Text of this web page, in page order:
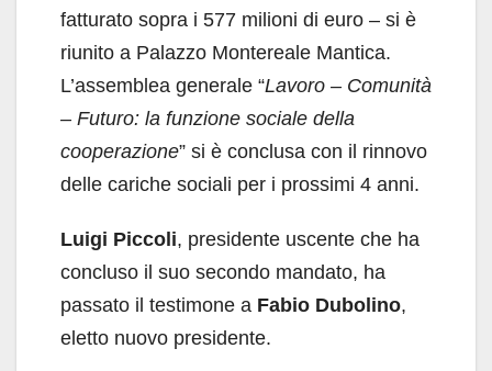
fatturato sopra i 577 milioni di euro – si è
riunito a Palazzo Montereale Mantica.
L’assemblea generale “Lavoro – Comunità
– Futuro: la funzione sociale della
cooperazione” si è conclusa con il rinnovo
delle cariche sociali per i prossimi 4 anni.
Luigi Piccoli, presidente uscente che ha
concluso il suo secondo mandato, ha
passato il testimone a Fabio Dubolino,
eletto nuovo presidente.